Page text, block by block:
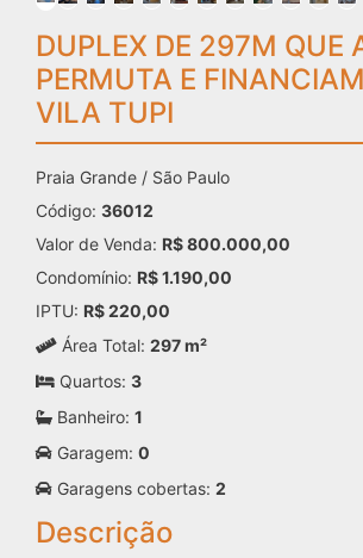
DUPLEX DE 297M QUE
PERMUTA E
VILA TUPI
Praia Grande / São Paulo
Código: 36012
Valor de Venda: R$ 800.000,00
Condomínio: R$ 1.190,00
IPTU: R$ 220,00
Área Total: 297 m²
Quartos: 3
Banheiro: 1
Garagem: 0
Garagens cobertas: 2
Descrição